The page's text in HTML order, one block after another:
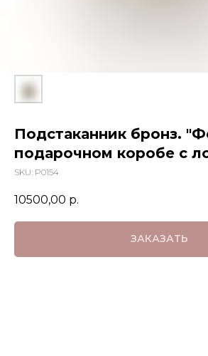
Подстаканник бронз.
подарочном коробе с
SKU: P0154
10500,00 р.
ЗАКАЗАТЬ